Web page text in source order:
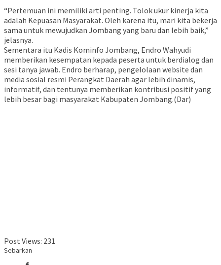
“Pertemuan ini memiliki arti penting. Tolok ukur kinerja kita
adalah Kepuasan Masyarakat. Oleh karena itu, mari kita bekerja
sama untuk mewujudkan Jombang yang baru dan lebih baik,”
jelasnya.
Sementara itu Kadis Kominfo Jombang, Endro Wahyudi
memberikan kesempatan kepada peserta untuk berdialog dan
sesi tanya jawab. Endro berharap, pengelolaan website dan
media sosial resmi Perangkat Daerah agar lebih dinamis,
informatif, dan tentunya memberikan kontribusi positif yang
lebih besar bagi masyarakat Kabupaten Jombang.(Dar)
Post Views: 231
Sebarkan